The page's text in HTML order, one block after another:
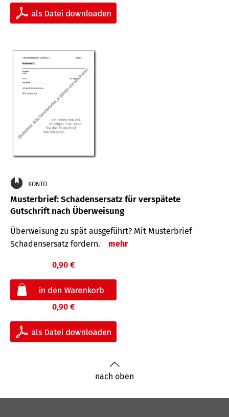
KONTO
Musterbrief: Schadensersatz für verspätete
Gutschrift nach Überweisung
Überweisung zu spät ausgeführt? Mit Musterbrief
Schadensersatz fordern.
mehr
0,90 €
0,90 €
nach oben